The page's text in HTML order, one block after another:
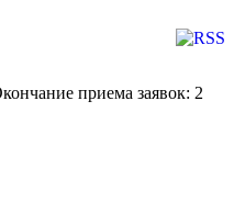
приема заявок: 2